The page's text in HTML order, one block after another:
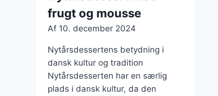
frugt og mousse
Af 10. december 2024
Nytårsdessertens betydning i
dansk kultur og tradition
Nytårsdesserten har en særlig
plads i dansk kultur, da den